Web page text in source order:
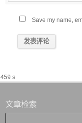
Save my name,
459 s
文章检索